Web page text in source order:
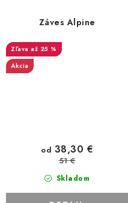
Záves Alpine
až 25 %
Akcia
Skladom
od 38,30 €
51 €